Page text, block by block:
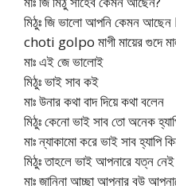
মিঠুঃ জি ভালো আপনি কেমন
choti golpo মাগী মায়ের গুদে
মাঃ এই জে ভালোই
মিঠুঃ ভাই সাব কই
মাঃ উনার কথা বাদ দিয়ে কথা বলেন
মিঠুঃ কেনো ভাই সাব তো অনেক
মাঃ ন্যাকামো করে ভাই সাব হ্যাপি
মিঠুঃ তাহলে ভাই আপনারে যত্ন নেই
মাঃ জানিনা আচ্ছা আপনার বউ